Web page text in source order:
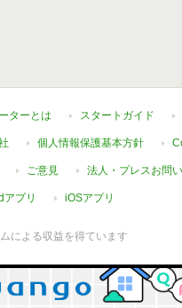
ターとは スタートガイド
個人情報保護基本方針
ご意見 法人・プレスお問
プリ iOSアプリ
による収益を得ています